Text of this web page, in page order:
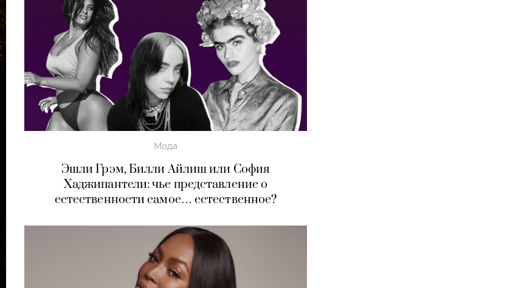
Мода
Эшли Грэм, Билли Айлиш или София
Хаджипантели: чье представление о
естественности самое… естественное?